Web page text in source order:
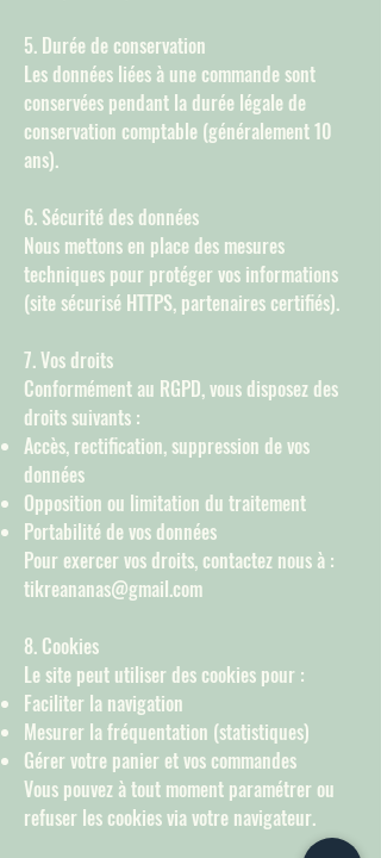
5. Durée de conservation
Les données liées à une commande sont
conservées pendant la durée légale de
conservation comptable (généralement 10
ans).
6. Sécurité des données
Nous mettons en place des mesures
techniques pour protéger vos informations
(site sécurisé HTTPS, partenaires certifiés).
7. Vos droits
Conformément au RGPD, vous disposez des
droits suivants :
Accès, rectification, suppression de vos
données
Opposition ou limitation du traitement
Portabilité de vos données
Pour exercer vos droits, contactez nous à :
tikreananas@gmail.com
8. Cookies
Le site peut utiliser des cookies pour :
Faciliter la navigation
Mesurer la fréquentation (statistiques)
Gérer votre panier et vos commandes
Vous pouvez à tout moment paramétrer ou
refuser les cookies via votre navigateur.